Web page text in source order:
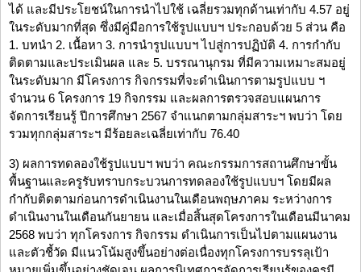
ได้ และมีประโยชน์ในการนำไปใช้ เฉลี่ยรวมทุกด้านเท่ากับ 4.57 อยู่
ในระดับมากที่สุด ซึ่งมีคู่มือการใช้รูปแบบฯ ประกอบด้วย 5 ส่วน คือ
1. บทนำ 2. เนื้อหา 3. การนำรูปแบบฯ ไปสู่การปฏิบัติ 4. การกำกับ
ติดตามและประเมินผล และ 5. บรรณานุกรม ที่มีความเหมาะสมอยู่
ในระดับมาก มีโครงการ กิจกรรมที่จะดำเนินการตามรูปแบบ ฯ
จำนวน 6 โครงการ 19 กิจกรรม และผลการตรวจสอบแผนการ
จัดการเรียนรู้ ปีการศึกษา 2567 จำแนกตามกลุ่มสาระฯ พบว่า โดย
รวมทุกกลุ่มสาระฯ มีร้อยละเฉลี่ยเท่ากับ 76.40
3) ผลการทดลองใช้รูปแบบฯ พบว่า คณะกรรมการสถานศึกษาขั้น
พื้นฐานและครูรับทราบกระบวนการทดลองใช้รูปแบบฯ โดยมีผล
กำกับติดตามก่อนการดำเนินงานในเดือนพฤษภาคม ระหว่างการ
ดำเนินงานในเดือนกันยายน และเมื่อสิ้นสุดโครงการในเดือนมีนาคม
2568 พบว่า ทุกโครงการ กิจกรรม ดำเนินการเป็นไปตามแผนงาน
และตัวชี้วัด มีแนวโน้มสูงขึ้นอย่างต่อเนื่องทุกโครงการบรรลุเป้า